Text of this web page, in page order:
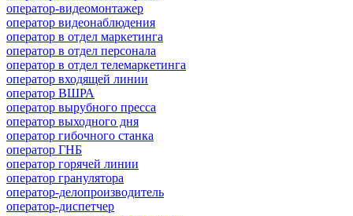
оператор-видеомонтажер
оператор видеонаблюдения
оператор в отдел маркетинга
оператор в отдел персонала
оператор в отдел телемаркетинга
оператор входящей линии
оператор ВШРА
оператор вырубного пресса
оператор выходного дня
оператор гибочного станка
оператор ГНБ
оператор горячей линии
оператор гранулятора
оператор-делопроизводитель
оператор-диспетчер